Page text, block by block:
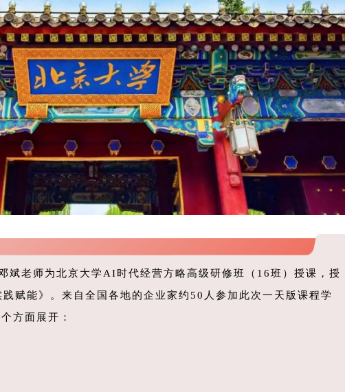
斌老师为北京大学AI时代经营方略高级研修班（16班）授课，授
赋能》。来自全国各地的企业家约50人参加此次一天版课程学
方面展开：